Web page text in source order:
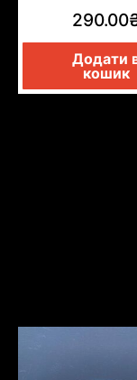
290.00
Додати
кошик